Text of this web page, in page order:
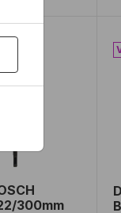
SDS+9 22/
300mm